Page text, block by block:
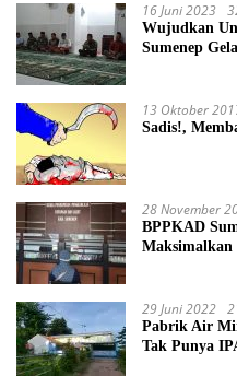
16 Juni 2023
Wujudkan
Sumenep
13 Oktober
Sadis!,
28 November
BPPKAD
Maksimalkan
29 Juni 2022
Pabrik Air
Tak Punya